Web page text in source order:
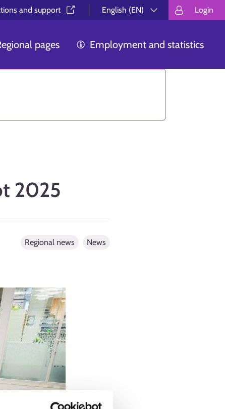
and support⁠
English (EN)
Välj språk.
Login
pages Employment and statistics
2025
Regional news News